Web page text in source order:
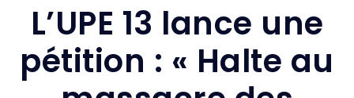
L’UPE 13 lance une
pétition : « Halte au